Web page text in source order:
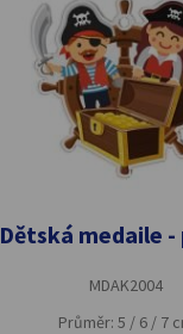
Dětská medaile
MDAK2004
Průměr: 5 / 6 / 7